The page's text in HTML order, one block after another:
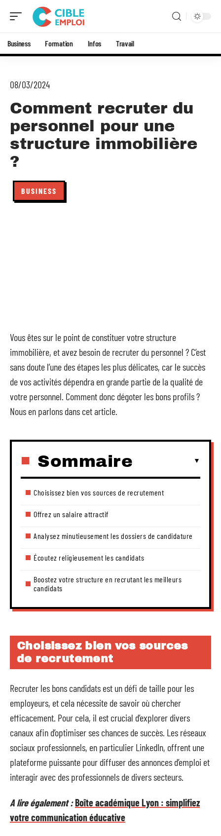
Business Formation Infos Travail
08/03/2024
Comment recruter du
personnel pour une
structure immobilière
?
BUSINESS
Vous êtes sur le point de constituer votre structure
immobilière, et avez besoin de recruter du personnel ? C’est
sans doute l’une des étapes les plus délicates, car le succès
de vos activités dépendra en grande partie de la qualité de
votre personnel. Comment donc dégoter les bons profils ?
Nous en parlons dans cet article.
Sommaire
Choisissez bien vos sources de recrutement
Offrez un salaire attractif
Analysez minutieusement les dossiers de candidature
Écoutez religieusement les candidats
Boostez votre structure en recrutant les meilleurs
candidats
Choisissez bien vos sources
de recrutement
Recruter les bons candidats est un défi de taille pour les
employeurs, et cela nécessite de savoir où chercher
efficacement. Pour cela, il est crucial d’explorer divers
canaux afin d’optimiser ses chances de succès. Les réseaux
sociaux professionnels, en particulier LinkedIn, offrent une
plateforme puissante pour diffuser des annonces d’emploi et
interagir avec des professionnels de divers secteurs.
A lire également :Boîte académique Lyon : simplifiez
votre communication éducative